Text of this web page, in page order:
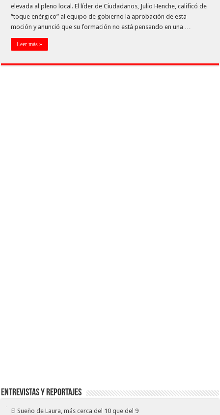
elevada al pleno local. El líder de Ciudadanos, Julio Henche, calificó de
“toque enérgico” al equipo de gobierno la aprobación de esta
moción y anunció que su formación no está pensando en una …
Leer más »
Entrevistas y Reportajes
El Sueño de Laura, más cerca del 10 que del 9